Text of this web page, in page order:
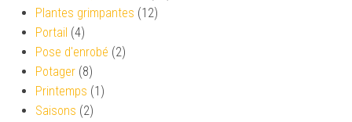
Plantes grimpantes (12)
Portail (4)
Pose d'enrobé (2)
Potager (8)
Printemps (1)
Saisons (2)